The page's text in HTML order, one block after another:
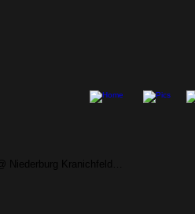
Niederburg Kranichfeld…